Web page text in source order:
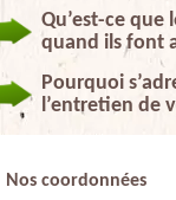
Qu’est-ce que
quand ils font
Pourquoi
l’entretien de
Nos coordonnées